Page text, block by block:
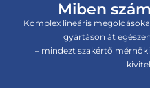
Miben
Komplex lineáris
gyártáson át
– mindezt szakértő